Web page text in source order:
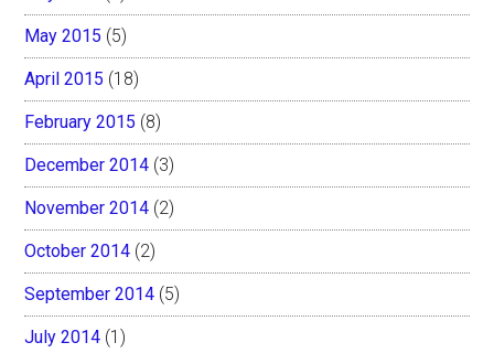
May 2015 (5)
April 2015 (18)
February 2015 (8)
December 2014 (3)
November 2014 (2)
October 2014 (2)
September 2014 (5)
July 2014 (1)